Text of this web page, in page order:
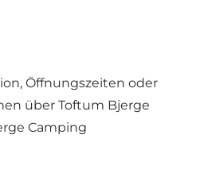
Öffnungszeiten oder
über Toftum Bjerge
Camping